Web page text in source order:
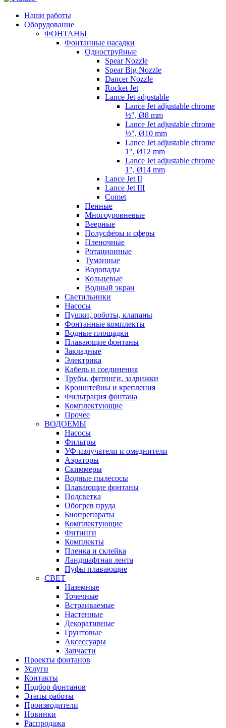
Наши работы
Оборудование
ФОНТАНЫ
Фонтанные насадки
Одноструйные
Spear Nozzle
Spear Big Nozzle
Dancer Nozzle
Rocket Jet
Lance Jet adjustable
Lance Jet adjustable chrome
½", Ø8 mm
Lance Jet adjustable chrome
½", Ø10 mm
Lance Jet adjustable chrome
1", Ø12 mm
Lance Jet adjustable chrome
1", Ø14 mm
Lance Jet II
Lance Jet III
Comet
Пенные
Многоуровневые
Веерные
Полусферы и сферы
Пленочные
Ротационные
Туманные
Водопады
Кольцевые
Водный экран
Cветильники
Насосы
Пушки, роботы, клапаны
Фонтанные комплекты
Водные площадки
Плавающие фонтаны
Закладные
Электрика
Кабель и соединения
Трубы, фитинги, задвижки
Кронштейны и крепления
Фильтрация фонтана
Комплектующие
Прочее
ВОДОЕМЫ
Насосы
Фильтры
УФ-излучатели и омеднители
Аэраторы
Cкиммеры
Водные пылесосы
Плавающие фонтаны
Подсветка
Обогрев пруда
Биопрепараты
Комплектующие
Фитинги
Комплекты
Пленка и склейка
Ландшафтная лента
Пуфы плавающие
СВЕТ
Наземные
Точечные
Встраиваемые
Настенные
Декоративные
Грунтовые
Аксессуары
Запчасти
Проекты фонтанов
Услуги
Контакты
Подбор фонтанов
Этапы работы
Производители
Новинки
Распродажа